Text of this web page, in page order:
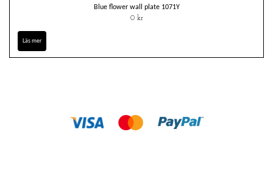
Blue flower wall plate 1071Y
0 kr
Läs mer